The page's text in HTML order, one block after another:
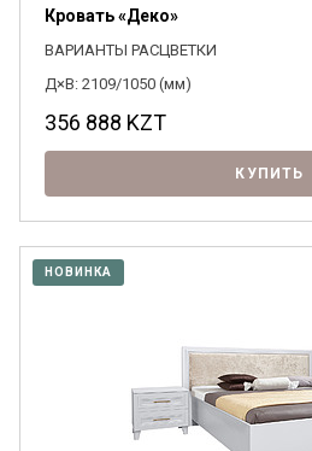
Кровать «Деко»
ВАРИАНТЫ РАСЦВЕТКИ
Д×В: 2109/1050 (мм)
356 888 KZT
КУПИТЬ
НОВИНКА